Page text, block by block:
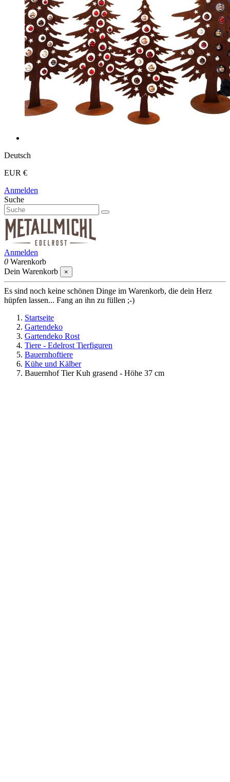
Deutsch
EUR €
Anmelden
Suche
Anmelden
0 Warenkorb
Dein Warenkorb
×
Es sind noch keine schönen Dinge im Warenkorb, die dein Herz
hüpfen lassen... Fang an ihn zu füllen ;-)
Startseite
Gartendeko
Gartendeko Rost
Tiere - Edelrost Tierfiguren
Bauernhoftiere
Kühe und Kälber
Bauernhof Tier Kuh grasend - Höhe 37 cm